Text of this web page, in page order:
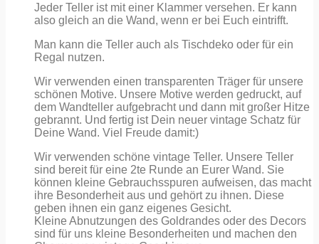
Jeder Teller ist mit einer Klammer versehen. Er kann
also gleich an die Wand, wenn er bei Euch eintrifft.
Man kann die Teller auch als Tischdeko oder für ein
Regal nutzen.
Wir verwenden einen transparenten Träger für unsere
schönen Motive. Unsere Motive werden gedruckt, auf
dem Wandteller aufgebracht und dann mit großer Hitze
gebrannt. Und fertig ist Dein neuer vintage Schatz für
Deine Wand. Viel Freude damit:)
Wir verwenden schöne vintage Teller. Unsere Teller
sind bereit für eine 2te Runde an Eurer Wand. Sie
können kleine Gebrauchsspuren aufweisen, das macht
ihre Besonderheit aus und gehört zu ihnen. Diese
geben ihnen ein ganz eigenes Gesicht.
Kleine Abnutzungen des Goldrandes oder des Decors
sind für uns kleine Besonderheiten und machen den